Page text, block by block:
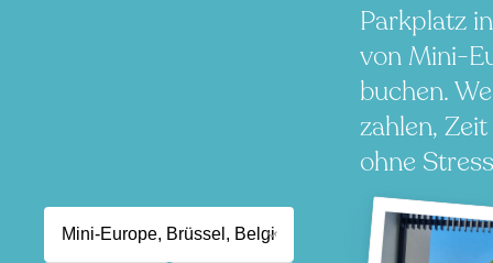
Parkplatz
von Mini-
buchen.
zahlen,
ohne